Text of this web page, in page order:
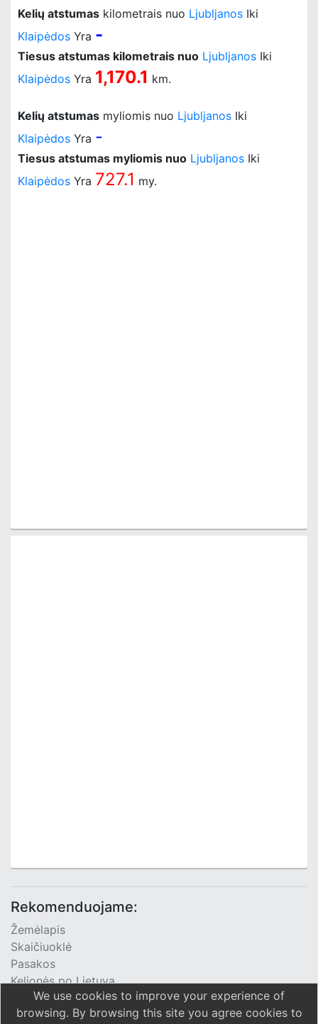
Kelių atstumas kilometrais nuo Ljubljanos Iki
Klaipėdos Yra -
Tiesus atstumas kilometrais nuo Ljubljanos Iki
Klaipėdos Yra 1,170.1 km.
Kelių atstumas myliomis nuo Ljubljanos Iki
Klaipėdos Yra -
Tiesus atstumas myliomis nuo Ljubljanos Iki
Klaipėdos Yra 727.1 my.
Rekomenduojame:
Žemėlapis
Skaičiuoklė
Pasakos
Kelionės po Lietuvą
TV Programa
We use cookies to improve your experience of
browsing. By browsing this site you agree cookies to